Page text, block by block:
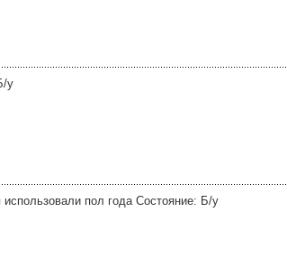
у
пол года Состояние: Б/у